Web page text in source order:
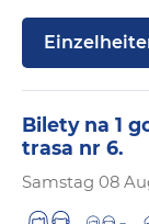
Bilety na 1
trasa nr 6.
Samstag 08